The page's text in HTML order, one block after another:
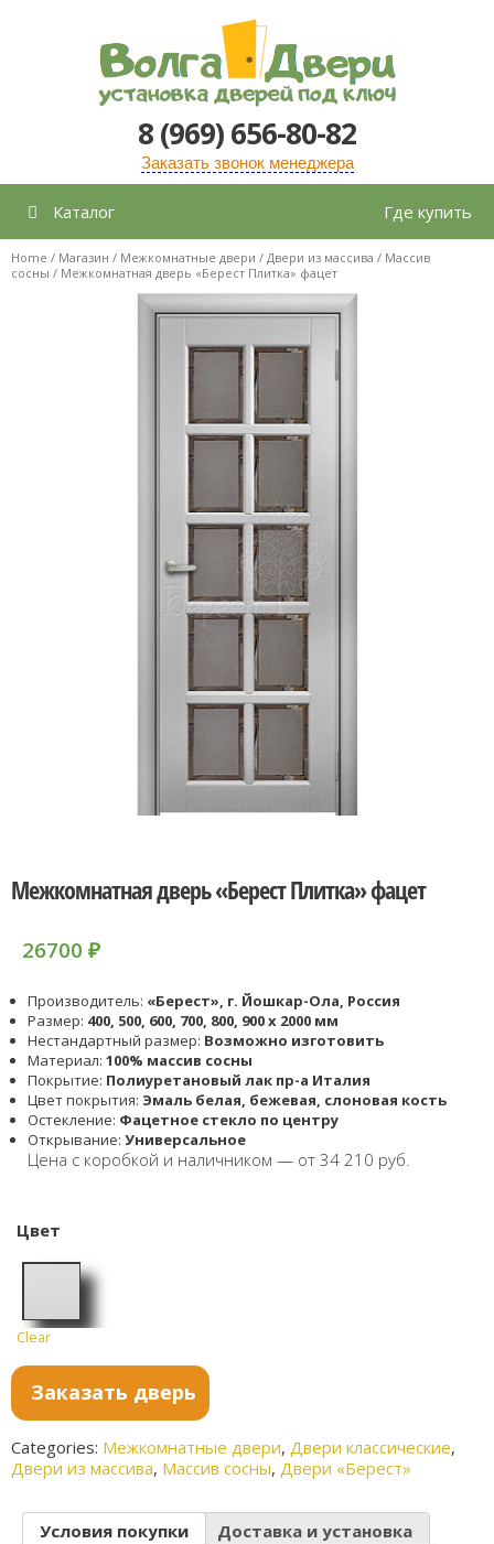
содержимому
8 (969) 656-80-82
Заказать звонок менеджера
Каталог Где купить
Home / Магазин / Межкомнатные двери / Двери из массива / Массив
сосны / Межкомнатная дверь «Берест Плитка» фацет
Межкомнатная дверь «Берест Плитка» фацет
26700 ₽
Производитель: «Берест», г. Йошкар-Ола, Россия
Размер: 400, 500, 600, 700, 800, 900 x 2000 мм
Нестандартный размер: Возможно изготовить
Материал: 100% массив сосны
Покрытие: Полиуретановый лак пр-а Италия
Цвет покрытия: Эмаль белая, бежевая, слоновая кость
Остекление: Фацетное стекло по центру
Открывание: Универсальное
Цена с коробкой и наличником — от 34 210 руб.
Цвет
белый
Clear
Заказать дверь
Categories: Межкомнатные двери, Двери классические,
Двери из массива, Массив сосны, Двери «Берест»
Условия покупки
Доставка и установка